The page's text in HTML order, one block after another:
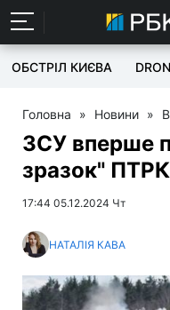
ОБСТРІЛ КИЄВА
Головна » Новини »
ЗСУ вперше
зразок"
17:44 05.12.2024 Чт
НАТАЛІЯ КАВА